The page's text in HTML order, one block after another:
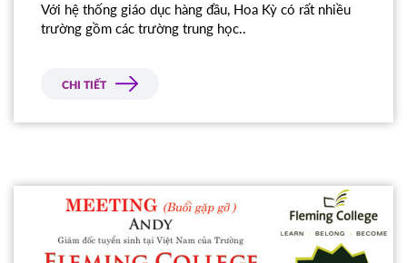
Với hệ thống giáo dục hàng đầu, Hoa Kỳ có rất nhiều
trường gồm các trường trung học..
CHI TIẾT